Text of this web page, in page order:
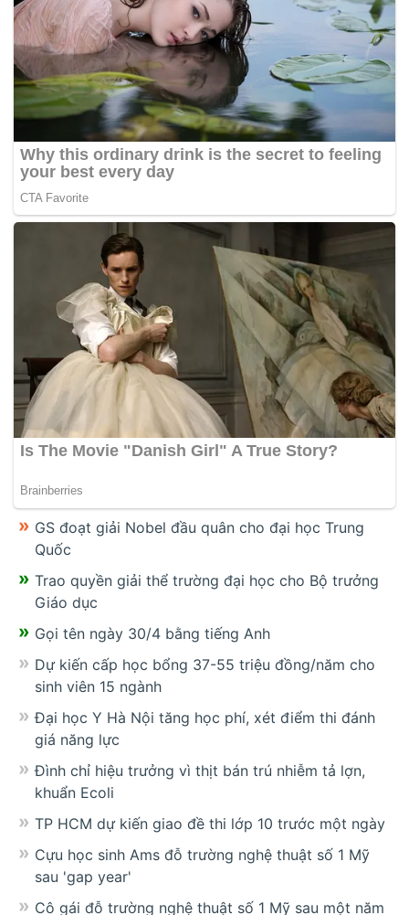
GS đoạt giải Nobel đầu quân cho đại học Trung
Quốc
Trao quyền giải thể trường đại học cho Bộ trưởng
Giáo dục
Gọi tên ngày 30/4 bằng tiếng Anh
Dự kiến cấp học bổng 37-55 triệu đồng/năm cho
sinh viên 15 ngành
Đại học Y Hà Nội tăng học phí, xét điểm thi đánh
giá năng lực
Đình chỉ hiệu trưởng vì thịt bán trú nhiễm tả lợn,
khuẩn Ecoli
TP HCM dự kiến giao đề thi lớp 10 trước một ngày
Cựu học sinh Ams đỗ trường nghệ thuật số 1 Mỹ
sau 'gap year'
Cô gái đỗ trường nghệ thuật số 1 Mỹ sau một năm